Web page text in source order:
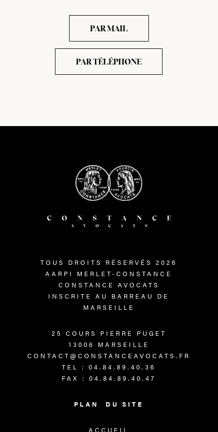
PAR MAIL
PAR TÉLÉPHONE
TOUS DROITS RÉSERVÉS 2026
AARPI MERLET-CONSTANCE
CONSTANCE AVOCATS
INSCRITE AU BARREAU DE
MARSEILLE
25 COURS PIERRE PUGET
13006 MARSEILLE
CONTACT@CONSTANCEAVOCATS.FR
TEL : 04.84.89.40.36
FAX : 04.84.89.40.47
PLAN DU SITE
ACCUEIL